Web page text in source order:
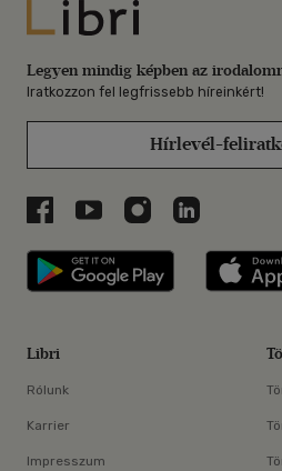
Libri
Legyen mindig képben az
Iratkozzon fel legfrissebb híreinkért!
Hírlevél-
Libri a Facebookon
Libri a Youtube-on
Libri azLibri a
Libri
Libri
Rólunk
Karrier
Impresszum